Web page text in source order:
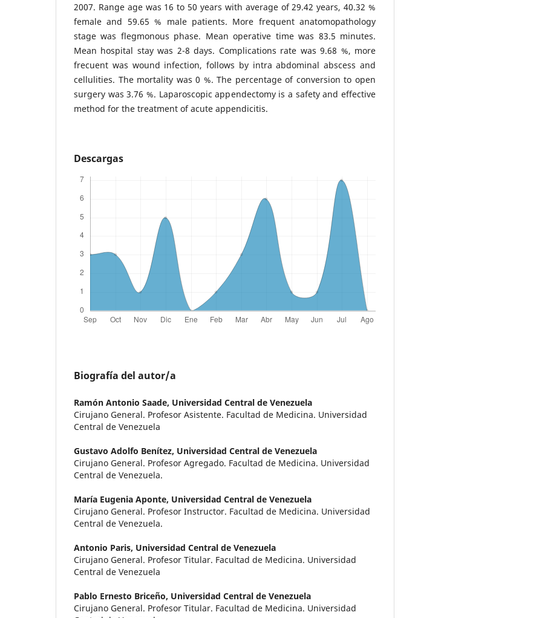
2007. Range age was 16 to 50 years with average of 29.42 years, 40.32 %
female and 59.65 % male patients. More frequent anatomopathology
stage was flegmonous phase. Mean operative time was 83.5 minutes.
Mean hospital stay was 2-8 days. Complications rate was 9.68 %, more
frecuent was wound infection, follows by intra abdominal abscess and
cellulities. The mortality was 0 %. The percentage of conversion to open
surgery was 3.76 %. Laparoscopic appendectomy is a safety and effective
method for the treatment of acute appendicitis.
Descargas
Biografía del autor/a
Ramón Antonio Saade, Universidad Central de Venezuela
Cirujano General. Profesor Asistente. Facultad de Medicina. Universidad
Central de Venezuela
Gustavo Adolfo Benítez, Universidad Central de Venezuela
Cirujano General. Profesor Agregado. Facultad de Medicina. Universidad
Central de Venezuela.
María Eugenia Aponte, Universidad Central de Venezuela
Cirujano General. Profesor Instructor. Facultad de Medicina. Universidad
Central de Venezuela.
Antonio Paris, Universidad Central de Venezuela
Cirujano General. Profesor Titular. Facultad de Medicina. Universidad
Central de Venezuela
Pablo Ernesto Briceño, Universidad Central de Venezuela
Cirujano General. Profesor Titular. Facultad de Medicina. Universidad